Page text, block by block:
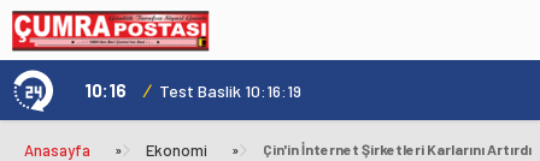
10:16 / Test Baslik 10:16:19
Anasayfa » Ekonomi » Çin'in İnternet Şirketleri Karlarını Artırdı